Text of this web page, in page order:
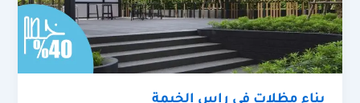
بناء مظلات في راس الخيمة